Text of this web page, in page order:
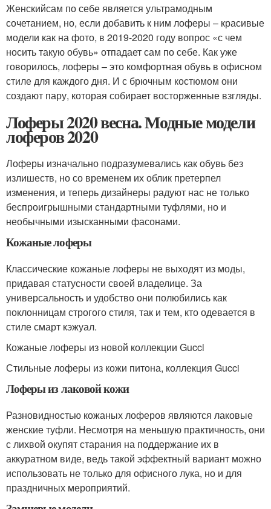
Женскийсам по себе является ультрамодным
сочетанием, но, если добавить к ним лоферы – красивые
модели как на фото, в 2019-2020 году вопрос «с чем
носить такую обувь» отпадает сам по себе. Как уже
говорилось, лоферы – это комфортная обувь в офисном
стиле для каждого дня. И с брючным костюмом они
создают пару, которая собирает восторженные взгляды.
Лоферы 2020 весна. Модные модели
лоферов 2020
Лоферы изначально подразумевались как обувь без
излишеств, но со временем их облик претерпел
изменения, и теперь дизайнеры радуют нас не только
беспроигрышными стандартными туфлями, но и
необычными изысканными фасонами.
Кожаные лоферы
Классические кожаные лоферы не выходят из моды,
придавая статусности своей владелице. За
универсальность и удобство они полюбились как
поклонницам строгого стиля, так и тем, кто одевается в
стиле смарт кэжуал.
Кожаные лоферы из новой коллекции Gucci
Стильные лоферы из кожи питона, коллекция Gucci
Лоферы из лаковой кожи
Разновидностью кожаных лоферов являются лаковые
женские туфли. Несмотря на меньшую практичность, они
с лихвой окупят старания на поддержание их в
аккуратном виде, ведь такой эффектный вариант можно
использовать не только для офисного лука, но и для
праздничных мероприятий.